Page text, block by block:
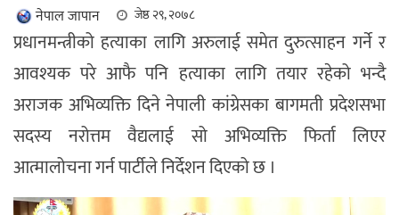
नेपाल जापान जेष्ठ २९, २०७८
प्रधानमन्त्रीको हत्याका लागि अरुलाई समेत दुरुत्साहन गर्ने र
आवश्यक परे आफै पनि हत्याका लागि तयार रहेको भन्दै
अराजक अभिव्यक्ति दिने नेपाली कांग्रेसका बागमती प्रदेशसभा
सदस्य नरोत्तम वैद्यलाई सो अभिव्यक्ति फिर्ता लिएर
आत्मालोचना गर्न पार्टीले निर्देशन दिएको छ ।